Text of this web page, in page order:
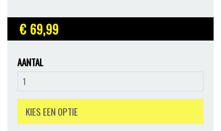
€ 69,99
AANTAL
KIES EEN OPTIE